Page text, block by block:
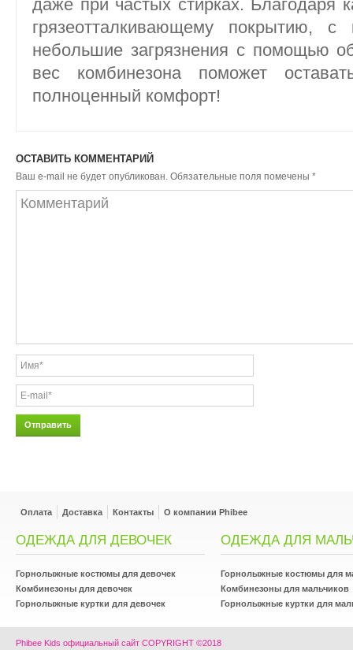
даже при частых стирках. Благодаря
грязеотталкивающему покрытию, с
небольшие загрязнения с помощью
вес комбинезона поможет
полноценный комфорт!
ОСТАВИТЬ КОММЕНТАРИЙ
Ваш e-mail не будет опубликован. Обязательные поля помечены *
Оплата Доставка Контакты О компании Phibee
ОДЕЖДА ДЛЯ ДЕВОЧЕК
Горнолыжные костюмы для девочек
Комбинезоны для девочек
Горнолыжные куртки для девочек
ОДЕЖДА ДЛЯ
Горнолыжные костюмы для
Комбинезоны для мальчиков
Горнолыжные куртки для
Phibee Kids официальный сайт COPYRIGHT ©2018